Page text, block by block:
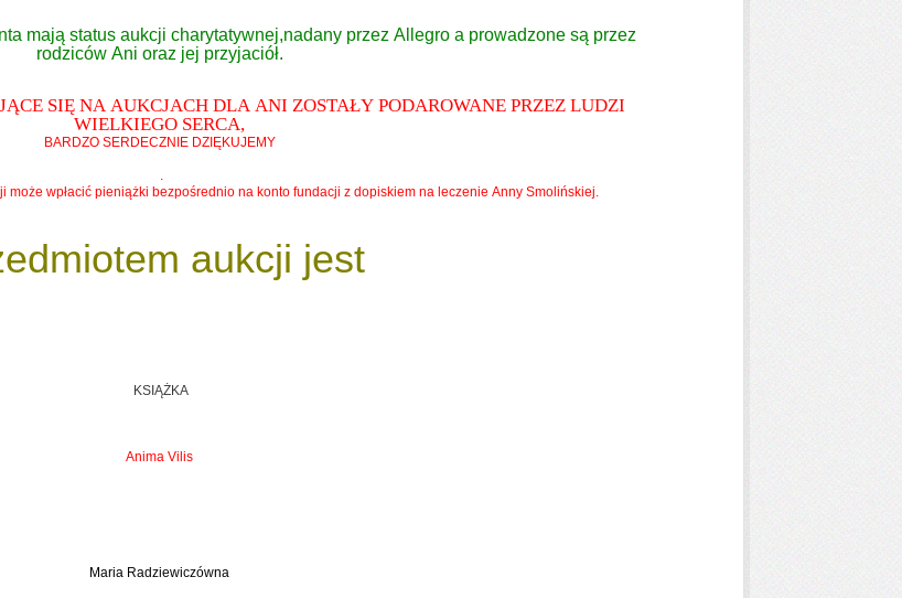
mają status aukcji charytatywnej,nadany przez Allegro a prowadzone są przez
rodziców Ani oraz jej przyjaciół.
SIĘ NA AUKCJACH DLA ANI ZOSTAŁY PODAROWANE PRZEZ LUDZI
WIELKIEGO SERCA,
BARDZO SERDECZNIE DZIĘKUJEMY
.
może wpłacić pieniążki bezpośrednio na konto fundacji z dopiskiem na leczenie Anny Smolińskiej.
aukcji jest
KSIĄŻKA
Anima Vilis
Maria Radziewiczówna